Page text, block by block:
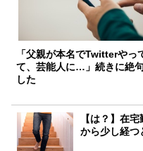
「父親が本名でTwitterやっ
て、芸能人に…」続きに絶
した
【は？】在
から少し経